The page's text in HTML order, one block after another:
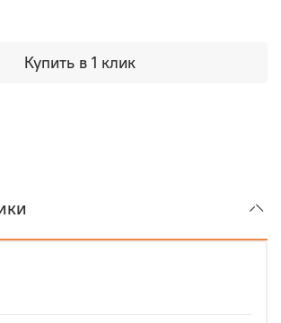
Купить в 1 клик